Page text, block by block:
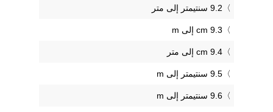
9.2 سنتيمتر إلى متر
9.3 cm إلى m
9.4 cm إلى متر
9.5 سنتيمتر إلى m
9.6 سنتيمتر إلى m